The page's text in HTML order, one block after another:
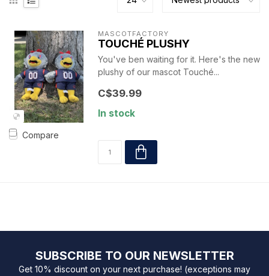
Compare
MASCOTFACTORY
TOUCHÉ PLUSHY
You've ben waiting for it. Here's the new
plushy of our mascot Touché...
C$39.99
In stock
SUBSCRIBE TO OUR NEWSLETTER
Get 10% discount on your next purchase! (exceptions may